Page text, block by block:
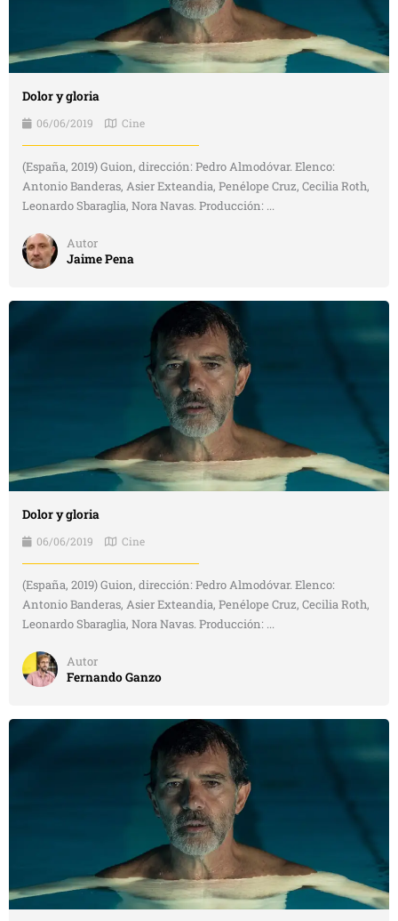
Dolor y gloria
06/06/2019 Cine
(España, 2019) Guion, dirección: Pedro Almodóvar. Elenco:
Antonio Banderas, Asier Exteandia, Penélope Cruz, Cecilia Roth,
Leonardo Sbaraglia, Nora Navas. Producción: ...
Autor
Jaime Pena
Dolor y gloria
06/06/2019 Cine
(España, 2019) Guion, dirección: Pedro Almodóvar. Elenco:
Antonio Banderas, Asier Exteandia, Penélope Cruz, Cecilia Roth,
Leonardo Sbaraglia, Nora Navas. Producción: ...
Autor
Fernando Ganzo